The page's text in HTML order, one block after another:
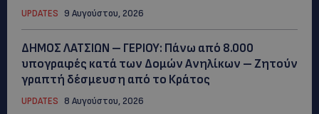
UPDATES 9 Αυγούστου, 2026
ΔΗΜΟΣ ΛΑΤΣΙΩΝ – ΓΕΡΙΟΥ: Πάνω από 8.000
υπογραφές κατά των Δομών Ανηλίκων – Ζητούν
γραπτή δέσμευση από το Κράτος
UPDATES 8 Αυγούστου, 2026